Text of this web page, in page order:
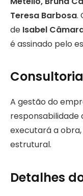
Teresa Barbosa.
de Isabel
é assinado pelo
A gestão do
responsabilidade
executará a obra,
estrutural.
Detalhes